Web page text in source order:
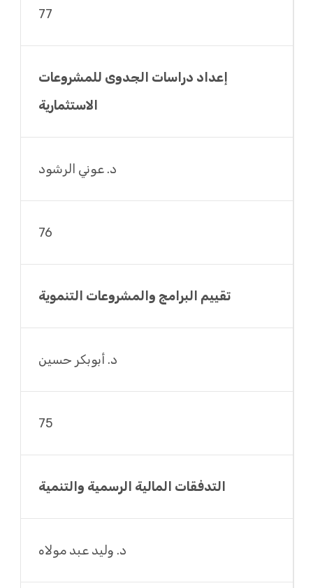
77
إعداد دراسات الجدوى للمشروعات
الاستثمارية
د. عوني الرشود
76
تقييم البرامج والمشروعات التنموية
د. أبوبكر حسين
75
التدفقات المالية الرسمية والتنمية
د. وليد عبد مولاه